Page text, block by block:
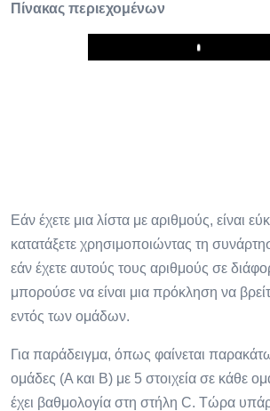
Πίνακας περιεχομένων
Play
Εάν έχετε μια λίστα με αριθμούς, είναι
κατατάξετε χρησιμοποιώντας τη
εάν έχετε αυτούς τους αριθμούς σε
μπορούσε να είναι μια πρόκληση να
εντός των ομάδων.
Για παράδειγμα, όπως φαίνεται
ομάδες (Α και Β) με 5 στοιχεία σε κάθε
έχει βαθμολογία στη στήλη C. Τώρα